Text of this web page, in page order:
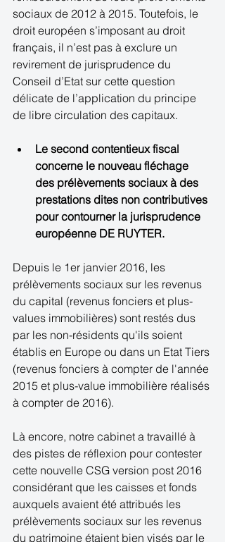
sociaux de 2012 à 2015. Toutefois, le
droit européen s’imposant au droit
français, il n’est pas à exclure un
revirement de jurisprudence du
Conseil d’Etat sur cette question
délicate de l’application du principe
de libre circulation des capitaux.
Le second contentieux fiscal
concerne le nouveau fléchage
des prélèvements sociaux à des
prestations dites non contributives
pour contourner la jurisprudence
européenne DE RUYTER.
Depuis le 1er janvier 2016, les
prélèvements sociaux sur les revenus
du capital (revenus fonciers et plus-
values immobilières) sont restés dus
par les non-résidents qu'ils soient
établis en Europe ou dans un Etat Tiers
(revenus fonciers à compter de l'année
2015 et plus-value immobilière réalisés
à compter de 2016).
Là encore, notre cabinet a travaillé à
des pistes de réflexion pour contester
cette nouvelle CSG version post 2016
considérant que les caisses et fonds
auxquels avaient été attribués les
prélèvements sociaux sur les revenus
du patrimoine étaient bien visés par le